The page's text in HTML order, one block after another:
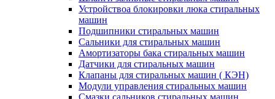
Устройствоа блокировки люка стиральных
машин
Подшипники стиральных машин
Сальники для стиральных машин
Амортизаторы бака стиральных машин
Датчики для стиральных машин
Клапаны для стиральных машин ( КЭН)
Модули управления стиральных машин
Смазки сальников стиральных машин